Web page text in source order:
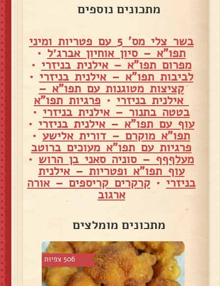
מתכונים נוספים
בשר צלי מס' 5 עם פטריות ומיני
תפו"א – סיון אוחיון אברג׳ל •
מפרום תפו"א – אילנית בניזרי •
לביבות תפו"א – אילנית בניזרי •
קציצות מטוגנות עם תפו"א –
אילנית בניזרי • פרגיות תפו"א
בטטה בתנור – אילנית בניזרי •
עוף עם תפו"א – אילנית בניזרי •
תפו"א מוקרם – דורית אלישע•
פרגיות עם תפו"א מעוכים ברוטב
מעלףףף – סוניה סאני בן הרוש •
עוף תפו"א ופטריות – אילנית
בניזרי • קרקרים קריספים – אורה
ארגוב
מתכונים מומלצים
506 צפיות